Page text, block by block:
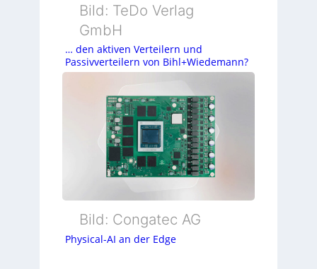
Bild: TeDo Verlag
GmbH
… den aktiven Verteilern und
Passivverteilern von Bihl+Wiedemann?
Bild: Congatec AG
Physical-AI an der Edge